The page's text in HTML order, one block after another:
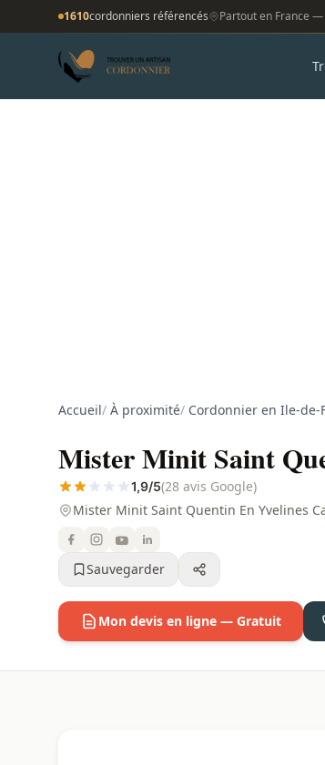
1610cordonniers référencés Partout en France
Accueil/ À proximité/ Cordonnier en Ile-de-
Mister Minit Saint
1,9/5(28 avis Google)
Mister Minit Saint Quentin En Yvelines
Sauvegarder
Mon devis en ligne — Gratuit